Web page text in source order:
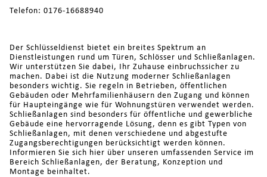
Telefon: 0176-16688940
Der Schlüsseldienst bietet ein breites Spektrum an
Dienstleistungen rund um Türen, Schlösser und Schließanlagen.
Wir unterstützen Sie dabei, Ihr Zuhause einbruchssicher zu
machen. Dabei ist die Nutzung moderner Schließanlagen
besonders wichtig. Sie regeln in Betrieben, öffentlichen
Gebäuden oder Mehrfamilienhäusern den Zugang und können
für Haupteingänge wie für Wohnungstüren verwendet werden.
Schließanlagen sind besonders für öffentliche und gewerbliche
Gebäude eine hervorragende Lösung, denn es gibt Typen von
Schließanlagen, mit denen verschiedene und abgestufte
Zugangsberechtigungen berücksichtigt werden können.
Informieren Sie sich hier über unseren umfassenden Service im
Bereich Schließanlagen, der Beratung, Konzeption und
Montage beinhaltet.